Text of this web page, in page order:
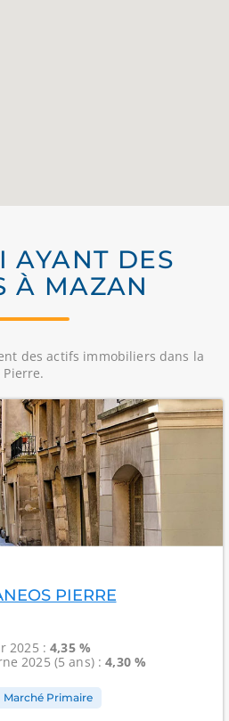
AYANT DES
À MAZAN
des actifs immobiliers dans la
Pierre.
PIERRE
2025 :4,35 %
2025 (5 ans) :4,30 %
Marché Primaire